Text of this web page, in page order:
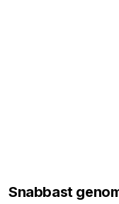
Snabbast